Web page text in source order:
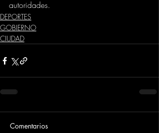
autoridades.
DEPORTES
GOBIERNO
CIUDAD
Comentarios